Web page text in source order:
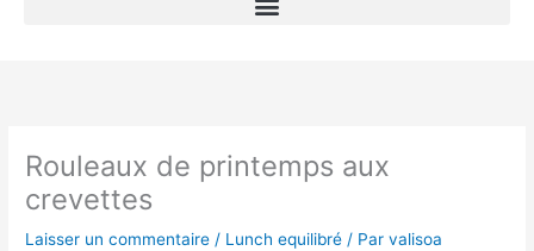
Rouleaux de printemps aux
crevettes
Laisser un commentaire / Lunch equilibré / Parvalisoa